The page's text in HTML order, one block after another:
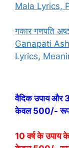
Mala Lyrics,
गकार गणपति
Ganapati
Lyrics,
वैदिक उपाय और
केवल 500/-
10 वर्ष के उपाय